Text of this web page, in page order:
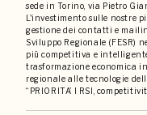
sede in Torino, via Pietro
L'investimento sulle nostre
gestione dei contatti e
Sviluppo Regionale (FESR)
più competitiva e
trasformazione economica
regionale alle tecnologie
“PRIORITA’ I RSI,